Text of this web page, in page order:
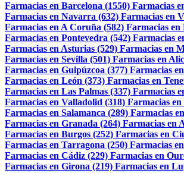
Farmacias en Barcelona (1550) Farmacias
Farmacias en Navarra (632) Farmacias en
Farmacias en A Coruña (582) Farmacias en
Farmacias en Pontevedra (542) Farmacias
Farmacias en Asturias (529) Farmacias en
Farmacias en Sevilla (501) Farmacias en
Farmacias en Guipúzcoa (377) Farmacias
Farmacias en León (373) Farmacias en
Farmacias en Las Palmas (337) Farmacias
Farmacias en Valladolid (318) Farmacias en
Farmacias en Salamanca (289) Farmacias
Farmacias en Granada (264) Farmacias en
Farmacias en Burgos (252) Farmacias en
Farmacias en Tarragona (250) Farmacias
Farmacias en Cádiz (229) Farmacias en
Farmacias en Girona (219) Farmacias en